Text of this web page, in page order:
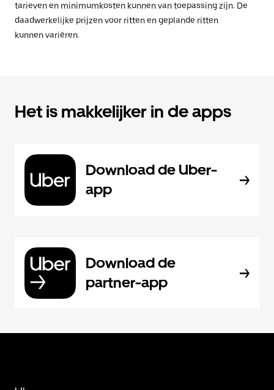
tarieven en minimumkosten kunnen van toepassing zijn. De
daadwerkelijke prijzen voor ritten en geplande ritten
kunnen variëren.
Het is makkelijker in de apps
Download de Uber-
app
Download de
partner-app